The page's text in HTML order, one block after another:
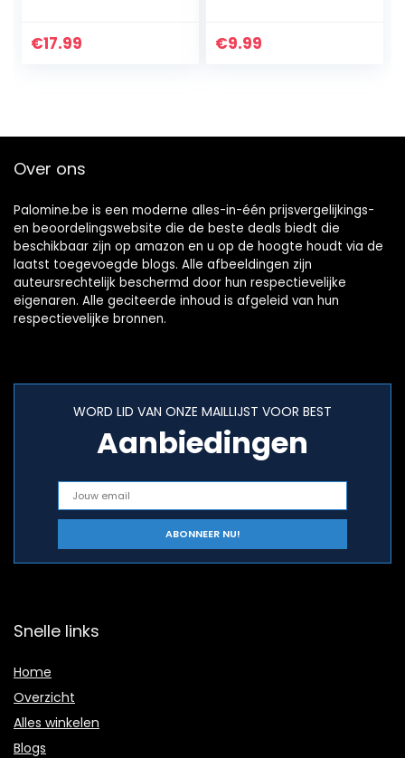
Arduino IDE
€17.99
2 rijen pin-headers
€9.99
Over ons
Palomine.be is een moderne alles-in-één prijsvergelijkings-
en beoordelingswebsite die de beste deals biedt die
beschikbaar zijn op amazon en u op de hoogte houdt via de
laatst toegevoegde blogs. Alle afbeeldingen zijn
auteursrechtelijk beschermd door hun respectievelijke
eigenaren. Alle geciteerde inhoud is afgeleid van hun
respectievelijke bronnen.
WORD LID VAN ONZE MAILLIJST VOOR BEST
Aanbiedingen
Snelle links
Home
Overzicht
Alles winkelen
Blogs